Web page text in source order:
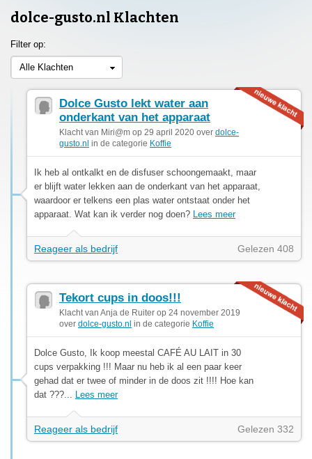
dolce-gusto.nl Klachten
Filter op:
Alle Klachten
Dolce Gusto lekt water aan
onderkant van het apparaat
Klacht van Miri@m op 29 april 2020 over dolce-
gusto.nl in de categorie Koffie
Ik heb al ontkalkt en de disfuser schoongemaakt, maar
er blijft water lekken aan de onderkant van het apparaat,
waardoor er telkens een plas water ontstaat onder het
apparaat. Wat kan ik verder nog doen? Lees meer
Reageer als bedrijf Gelezen 408
Tekort cups in doos!!!
Klacht van Anja de Ruiter op 24 november 2019
over dolce-gusto.nl in de categorie Koffie
Dolce Gusto, Ik koop meestal CAFÉ AU LAIT in 30
cups verpakking !!! Maar nu heb ik al een paar keer
gehad dat er twee of minder in de doos zit !!!! Hoe kan
dat ???... Lees meer
Reageer als bedrijf Gelezen 332